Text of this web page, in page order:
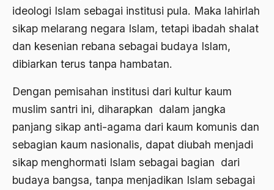
ideologi Islam sebagai institusi pula. Maka lahirlah
sikap melarang negara Islam, tetapi ibadah shalat
dan kesenian rebana sebagai budaya Islam,
dibiarkan terus tanpa hambatan.
Dengan pemisahan institusi dari kultur kaum
muslim santri ini, diharapkan dalam jangka
panjang sikap anti-agama dari kaum komunis dan
sebagian kaum nasionalis, dapat diubah menjadi
sikap menghormati Islam sebagai bagian dari
budaya bangsa, tanpa menjadikan Islam sebagai
Airport Changi
Airport Noto Hadi Negoro
Ajaran Islam
ajaran kemasyarakatan
Ajengan SIngaparna